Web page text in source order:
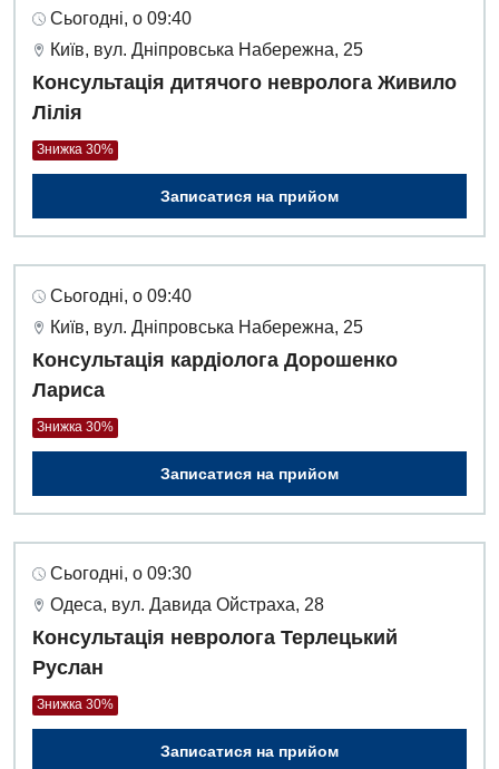
Сьогодні, о 09:40
Київ, вул. Дніпровська Набережна, 25
Консультація дитячого невролога Живило
Лілія
Знижка 30%
Записатися на прийом
Сьогодні, о 09:40
Київ, вул. Дніпровська Набережна, 25
Консультація кардіолога Дорошенко
Лариса
Знижка 30%
Записатися на прийом
Сьогодні, о 09:30
Одеса, вул. Давида Ойстраха, 28
Консультація невролога Терлецький
Руслан
Знижка 30%
Записатися на прийом